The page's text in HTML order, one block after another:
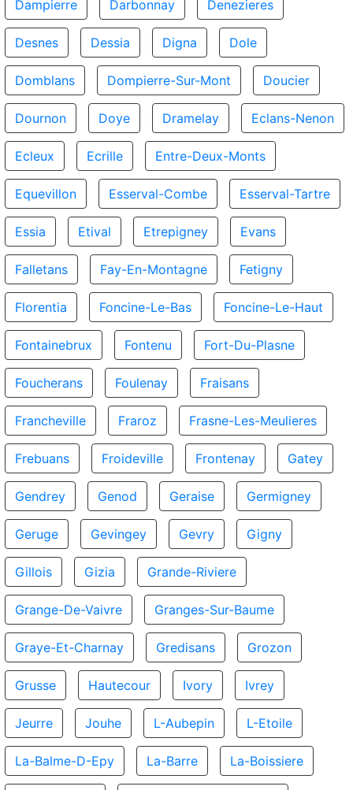
Dampierre Darbonnay Denezieres
Desnes Dessia Digna Dole
Domblans Dompierre-Sur-Mont Doucier
Dournon Doye Dramelay Eclans-Nenon
Ecleux Ecrille Entre-Deux-Monts
Equevillon Esserval-Combe Esserval-Tartre
Essia Etival Etrepigney Evans
Falletans Fay-En-Montagne Fetigny
Florentia Foncine-Le-Bas Foncine-Le-Haut
Fontainebrux Fontenu Fort-Du-Plasne
Foucherans Foulenay Fraisans
Francheville Fraroz Frasne-Les-Meulieres
Frebuans Froideville Frontenay Gatey
Gendrey Genod Geraise Germigney
Geruge Gevingey Gevry Gigny
Gillois Gizia Grande-Riviere
Grange-De-Vaivre Granges-Sur-Baume
Graye-Et-Charnay Gredisans Grozon
Grusse Hautecour Ivory Ivrey
Jeurre Jouhe L-Aubepin L-Etoile
La-Balme-D-Epy La-Barre La-Boissiere